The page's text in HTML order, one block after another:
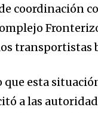
coordinación
transportistas
que esta
a las